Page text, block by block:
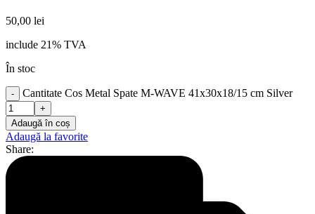
50,00 lei
include 21% TVA
În stoc
Cantitate Cos Metal Spate M-WAVE 41x30x18/15 cm Silver
Adaugă în coș
Adaugă la favorite
Share: